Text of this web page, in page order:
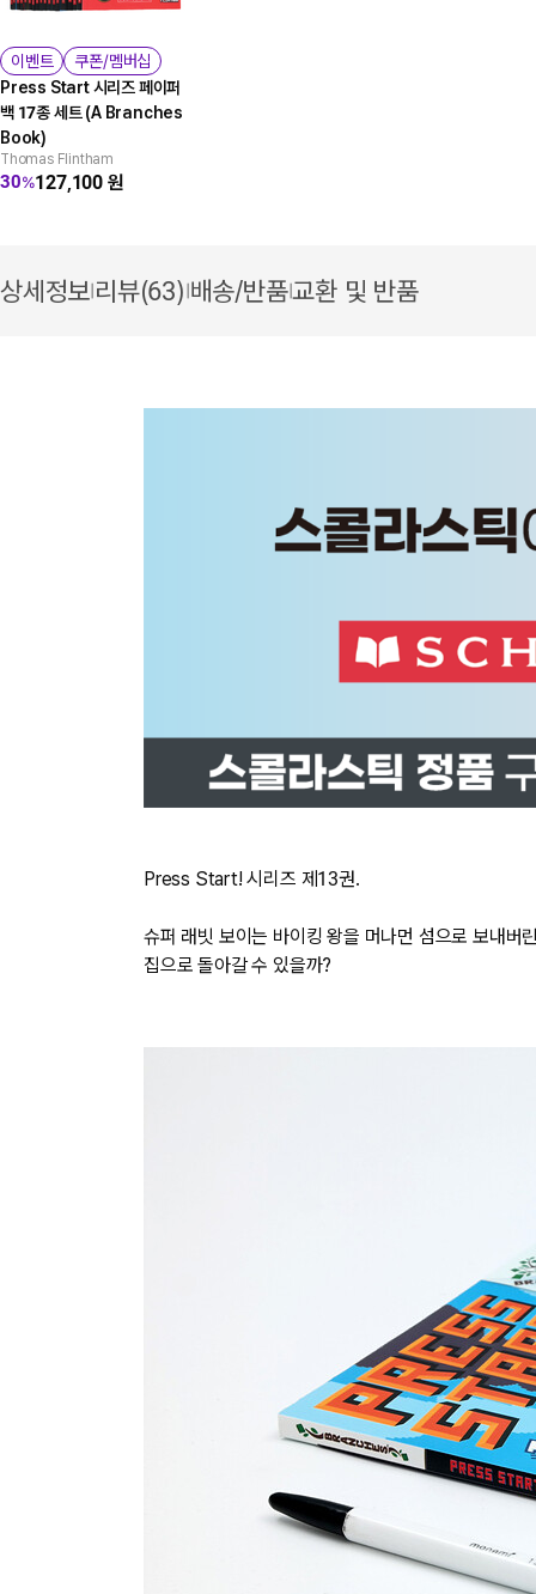
이벤트
쿠폰/멤버십
Press Start 시리즈 페이퍼
백 17종 세트 (A Branches
Book)
Thomas Flintham
30%127,100 원
상세정보|리뷰(63)|배송/반품|교환 및 반품
Press Start! 시리즈 제13권.
슈퍼 래빗 보이는 바이킹 왕을 머나먼 섬으로 보내버
집으로 돌아갈 수 있을까?